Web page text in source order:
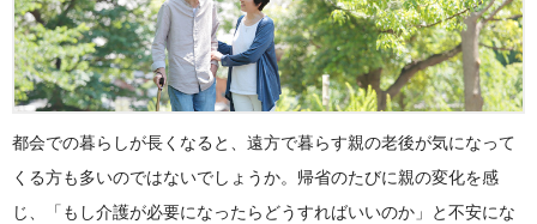
都会での暮らしが長くなると、遠方で暮らす親の老後が気になって
くる方も多いのではないでしょうか。帰省のたびに親の変化を感
じ、「もし介護が必要になったらどうすればいいのか」と不安にな